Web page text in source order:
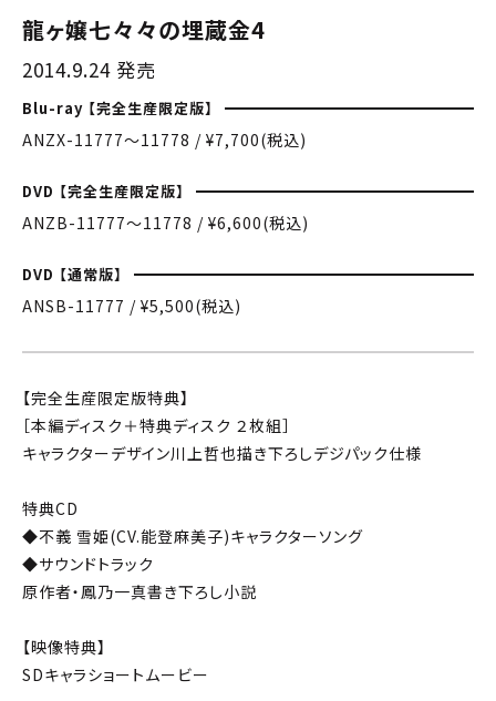
龍ヶ嬢七々々の埋蔵金4
2014.9.24 発売
Blu-ray 【完全生産限定版】
ANZX-11777〜11778 / ¥7,700(税込)
DVD 【完全生産限定版】
ANZB-11777〜11778 / ¥6,600(税込)
DVD 【通常版】
ANSB-11777 / ¥5,500(税込)
【完全生産限定版特典】
［本編ディスク＋特典ディスク ２枚組］
キャラクターデザイン川上哲也描き下ろしデジパック仕様
特典CD
◆不義 雪姫(CV.能登麻美子)キャラクターソング
◆サウンドトラック
原作者・鳳乃一真書き下ろし小説
【映像特典】
SDキャラショートムービー